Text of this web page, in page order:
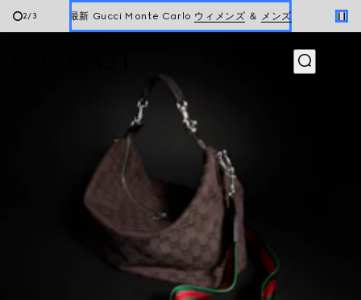
2/3 最新 Gucci Monte Carlo ウィメンズ ＆ メンズ
新着 ウィメンズ ハンドバッグ